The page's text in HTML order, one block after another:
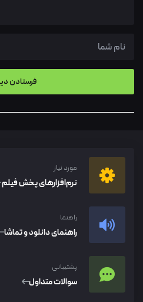
مورد نیاز
نرم‌افزار‌های پخش فیلم
راهنما
راهنمای دانلود و تماشا
پشتیبانی
سوالات متداول